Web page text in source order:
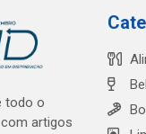
todo o
artigos